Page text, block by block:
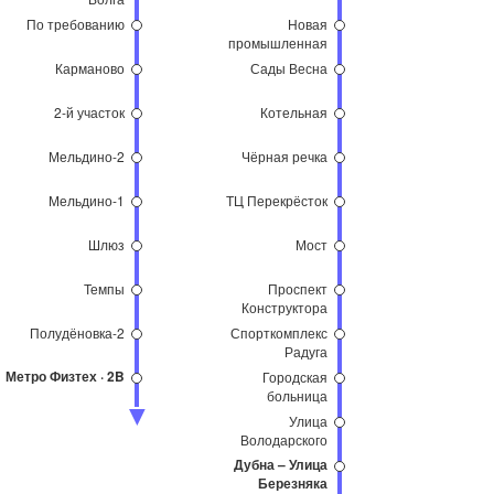
По требованию
Карманово
2-й участок
Мельдино-2
Мельдино-1
Шлюз
Темпы
Полудёновка-2
Метро Физтех · 2B
Новая
промышленная
Сады Весна
Котельная
Чёрная речка
ТЦ Перекрёсток
Мост
Проспект
Конструктора
Спорткомплекс
Радуга
Городская
больница
Улица
Володарского
Дубна – Улица
Березняка